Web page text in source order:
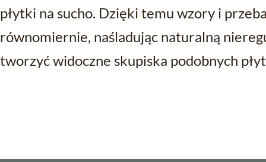
płytki na sucho. Dzięki temu wzory i
równomiernie, naśladując naturalną
tworzyć widoczne skupiska podobnych